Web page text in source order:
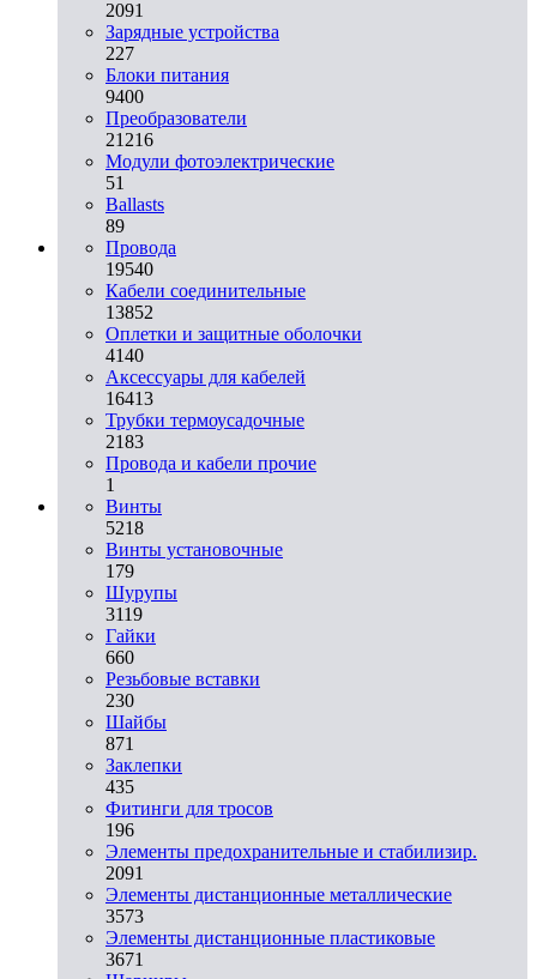
2091
Зарядные устройства
227
Блоки питания
9400
Преобразователи
21216
Модули фотоэлектрические
51
Ballasts
89
Провода
19540
Кабели соединительные
13852
Оплетки и защитные оболочки
4140
Аксессуары для кабелей
16413
Трубки термоусадочные
2183
Провода и кабели прочие
1
Винты
5218
Винты установочные
179
Шурупы
3119
Гайки
660
Резьбовые вставки
230
Шайбы
871
Заклепки
435
Фитинги для тросов
196
Элементы предохранительные и стабилизир.
2091
Элементы дистанционные металлические
3573
Элементы дистанционные пластиковые
3671